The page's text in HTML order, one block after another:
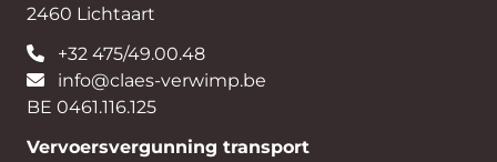
2460 Lichtaart
+32 475/49.00.48
info@claes-verwimp.be
BE 0461.116.125
Vervoersvergunning transport